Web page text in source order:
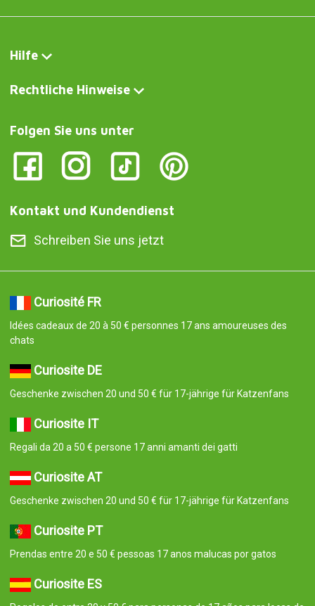
Hilfe
Rechtliche Hinweise
Folgen Sie uns unter
Kontakt und Kundendienst
Schreiben Sie uns jetzt
Curiosité FR
Idées cadeaux de 20 à 50 € personnes 17 ans amoureuses des
chats
Curiosite DE
Geschenke zwischen 20 und 50 € für 17-jährige für Katzenfans
Curiosite IT
Regali da 20 a 50 € persone 17 anni amanti dei gatti
Curiosite AT
Geschenke zwischen 20 und 50 € für 17-jährige für Katzenfans
Curiosite PT
Prendas entre 20 e 50 € pessoas 17 anos malucas por gatos
Curiosite ES